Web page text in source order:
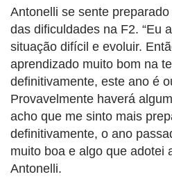
Antonelli se sente
das dificuldades na F2. “Eu
situação difícil e evoluir.
aprendizado muito bom na
definitivamente, este ano é
Provavelmente haverá
acho que me sinto mais
definitivamente, o ano
muito boa e algo que adotei
Antonelli.